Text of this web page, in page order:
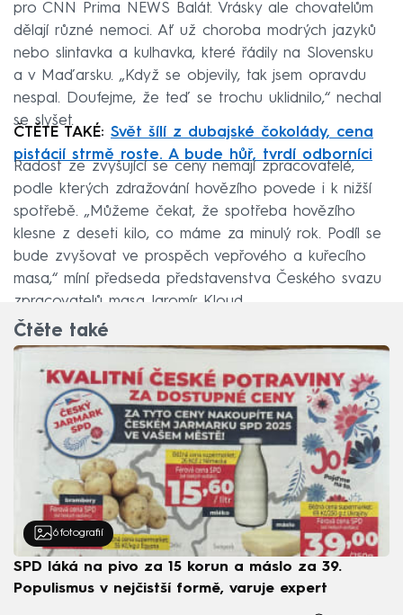
pro CNN Prima NEWS Balát. Vrásky ale chovatelům
dělají různé nemoci. Ať už choroba modrých jazyků
nebo slintavka a kulhavka, které řádily na Slovensku
a v Maďarsku. „Když se objevily, tak jsem opravdu
nespal. Doufejme, že teď se trochu uklidnilo,“ nechal
se slyšet.
ČTĚTE TAKÉ: Svět šílí z dubajské čokolády, cena
pistácií strmě roste. A bude hůř, tvrdí odborníci
Radost ze zvyšující se ceny nemají zpracovatelé,
podle kterých zdražování hovězího povede i k nižší
spotřebě. „Můžeme čekat, že spotřeba hovězího
klesne z deseti kilo, co máme za minulý rok. Podíl se
bude zvyšovat ve prospěch vepřového a kuřecího
masa,“ míní předseda představenstva Českého svazu
zpracovatelů masa Jaromír Kloud.
Čtěte také
6 fotografií
SPD láká na pivo za 15 korun a máslo za 39.
Populismus v nejčistší formě, varuje expert